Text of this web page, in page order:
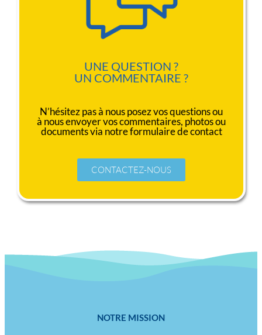
UNE QUESTION ?
UN COMMENTAIRE ?
N’hésitez pas à nous posez vos questions ou
à nous envoyer vos commentaires, photos ou
documents via notre formulaire de contact
CONTACTEZ-NOUS
NOTRE MISSION